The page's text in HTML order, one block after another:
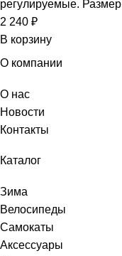
регулируемые. Размер
2 240 ₽
В корзину
О компании
О нас
Новости
Контакты
Каталог
Зима
Велосипеды
Самокаты
Аксессуары